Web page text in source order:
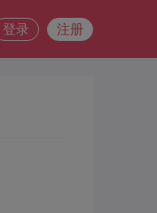
登录 注册